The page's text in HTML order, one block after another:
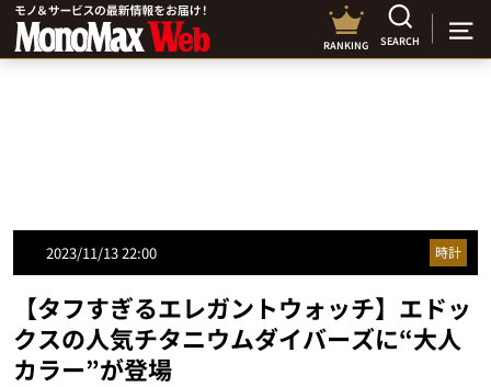
RANKING SEARCH
2023/11/13 22:00 時計
【タフすぎるエレガントウォッチ】エドッ
クスの人気チタニウムダイバーズに“大人
カラー”が登場